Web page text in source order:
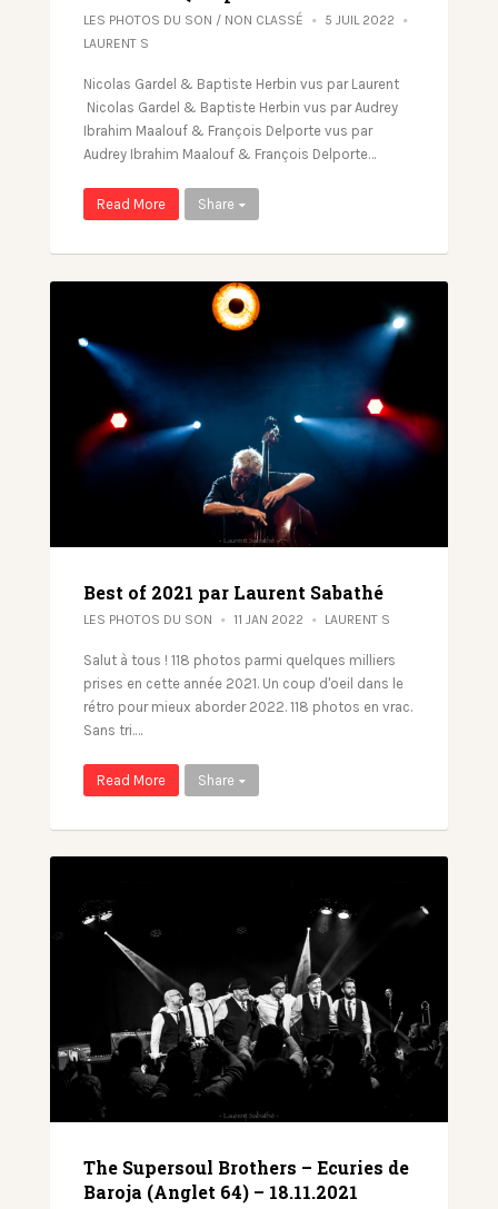
LES PHOTOS DU SON / NON CLASSÉ
5 JUIL 2022
LAURENT S
Nicolas Gardel & Baptiste Herbin vus par Laurent
Nicolas Gardel & Baptiste Herbin vus par Audrey
Ibrahim Maalouf & François Delporte vus par
Audrey Ibrahim Maalouf & François Delporte…
Read More Share
Best of 2021 par Laurent Sabathé
LES PHOTOS DU SON 11 JAN 2022 LAURENT S
Salut à tous ! 118 photos parmi quelques milliers
prises en cette année 2021. Un coup d'oeil dans le
rétro pour mieux aborder 2022. 118 photos en vrac.
Sans tri.…
Read More Share
The Supersoul Brothers – Ecuries de
Baroja (Anglet 64) – 18.11.2021